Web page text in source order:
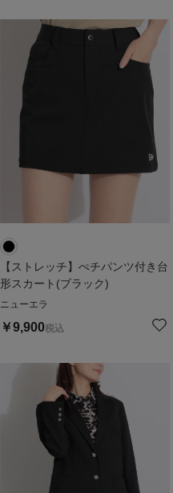
【ストレッチ】ぺチパンツ付き台
形スカート(ブラック)
ニューエラ
￥9,900税込